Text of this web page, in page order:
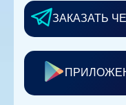
ЗАКАЗАТЬ